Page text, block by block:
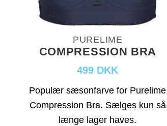
PURELIME
COMPRESSION BRA
499 DKK
Populær sæsonfarve for Purelime
Compression Bra. Sælges kun så
længe lager haves.